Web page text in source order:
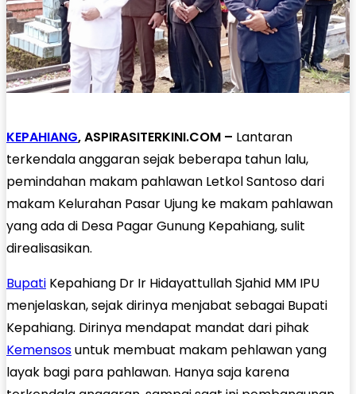
KEPAHIANG, ASPIRASITERKINI.COM – Lantaran
terkendala anggaran sejak beberapa tahun lalu,
pemindahan makam pahlawan Letkol Santoso dari
makam Kelurahan Pasar Ujung ke makam pahlawan
yang ada di Desa Pagar Gunung Kepahiang, sulit
direalisasikan.
Bupati Kepahiang Dr Ir Hidayattullah Sjahid MM IPU
menjelaskan, sejak dirinya menjabat sebagai Bupati
Kepahiang. Dirinya mendapat mandat dari pihak
Kemensosuntuk membuat makam pehlawan yang
layak bagi para pahlawan. Hanya saja karena